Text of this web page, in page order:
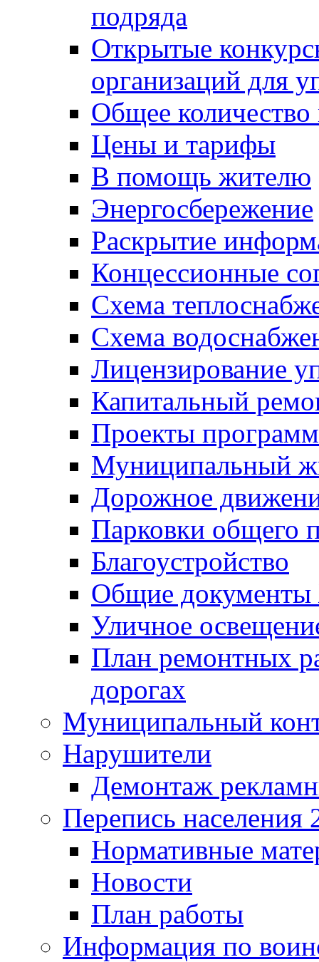
подряда
Открытые
организаций для
Общее
Цены и тарифы
В помощь жителю
Энергосбережение
Раскрытие
Концессионные
Схема
Схема
Лицензирование
Капитальный
Проекты программ
Муниципальный
Дорожное
Парковки общего
Благоустройство
Общие
Уличное
План ремонтных
дорогах
Муниципальный
Нарушители
Демонтаж
Перепись населения
Нормативные
Новости
План работы
Информация по